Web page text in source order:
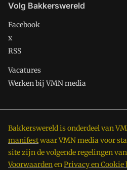
Volg Bakkerswereld
Facebook
x
RSS
Vacatures
Werken bij VMN media
Bakkerswereld is onderdeel van
manifestwaar VMN media voor
site zijn de volgende regelingen
VoorwaardenenPrivacy en Cookie